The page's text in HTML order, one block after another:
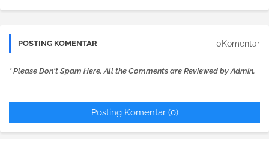
POSTING KOMENTAR 0Komentar
* Please Don't Spam Here. All the Comments are Reviewed by Admin.
Posting Komentar (0)